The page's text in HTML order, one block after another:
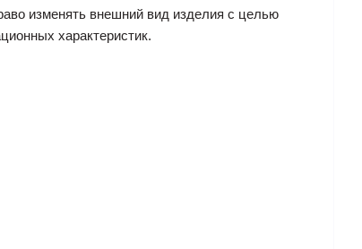
изменять внешний вид изделия с целью
характеристик.